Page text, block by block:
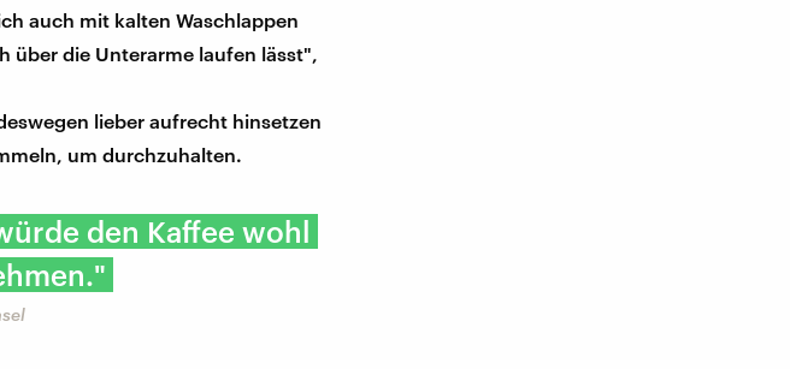
auch mit kalten Waschlappen
über die Unterarme laufen lässt",
lieber aufrecht hinsetzen
um durchzuhalten.
den Kaffee wohl